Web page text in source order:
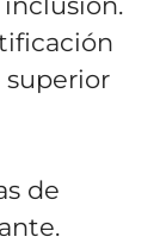
superior
de